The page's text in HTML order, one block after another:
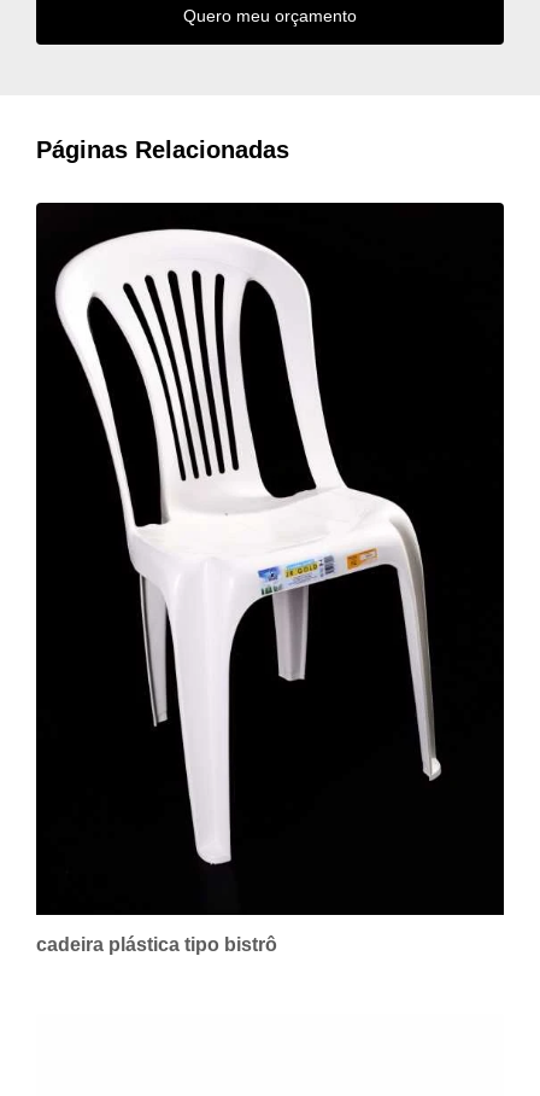
Quero meu orçamento
Páginas Relacionadas
cadeira plástica tipo bistrô